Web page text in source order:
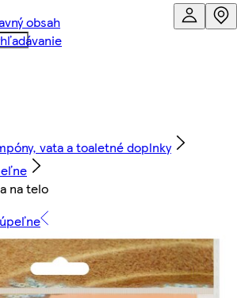
obsah
vata a toaletné doplnky
na telo